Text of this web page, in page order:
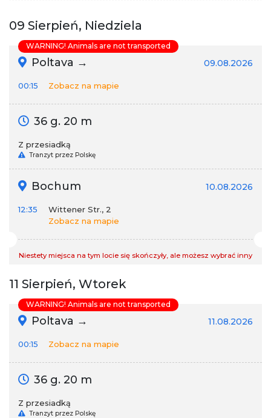
09 Sierpień, Niedziela
Poltava → 09.08.2026
00:15 Zobacz na mapie
36 g. 20 m
Z przesiadką
Tranzyt przez Polskę
Bochum 10.08.2026
12:35
Wittener Str., 2
Zobacz na mapie
Niestety miejsca na tym locie się skończyły, ale możesz wybrać inny
WARNING! Animals are not transported
11 Sierpień, Wtorek
Poltava → 11.08.2026
00:15 Zobacz na mapie
36 g. 20 m
Z przesiadką
Tranzyt przez Polskę
WARNING! Animals are not transported